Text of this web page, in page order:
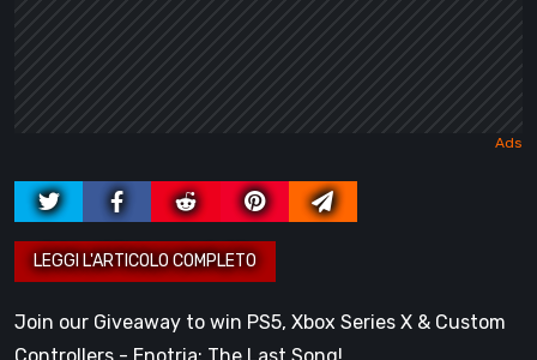
Join our Giveaway to win PS5, Xbox Series X & Custom